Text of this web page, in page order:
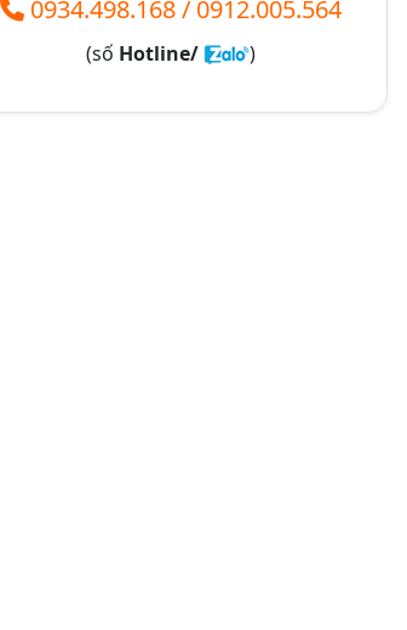
0934.498.168/ 0912.005.564
(số Hotline/ )